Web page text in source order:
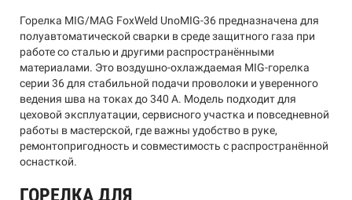
Горелка MIG/MAG FoxWeld UnoMIG-36 предназначена для
полуавтоматической сварки в среде защитного газа при
работе со сталью и другими распространёнными
материалами. Это воздушно-охлаждаемая MIG-горелка
серии 36 для стабильной подачи проволоки и уверенного
ведения шва на токах до 340 А. Модель подходит для
цеховой эксплуатации, сервисного участка и повседневной
работы в мастерской, где важны удобство в руке,
ремонтопригодность и совместимость с распространённой
оснасткой.
ГОРЕЛКА ДЛЯ